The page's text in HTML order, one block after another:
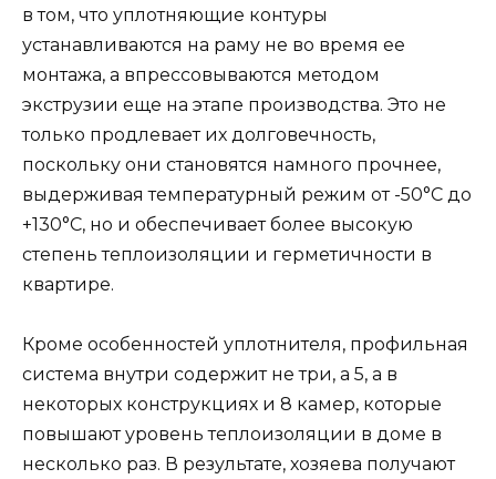
в том, что уплотняющие контуры
устанавливаются на раму не во время ее
монтажа, а впрессовываются методом
экструзии еще на этапе производства. Это не
только продлевает их долговечность,
поскольку они становятся намного прочнее,
выдерживая температурный режим от -50°С до
+130°С, но и обеспечивает более высокую
степень теплоизоляции и герметичности в
квартире.
Кроме особенностей уплотнителя, профильная
система внутри содержит не три, а 5, а в
некоторых конструкциях и 8 камер, которые
повышают уровень теплоизоляции в доме в
несколько раз. В результате, хозяева получают